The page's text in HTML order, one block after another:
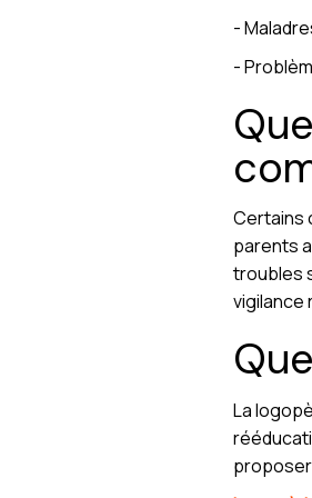
-
-
Certains
parents
troubles
vigilance
La